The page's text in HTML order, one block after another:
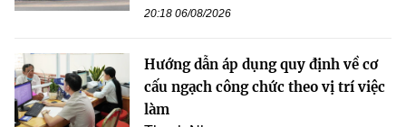
20:18 06/08/2026
Hướng dẫn áp dụng quy định về cơ
cấu ngạch công chức theo vị trí việc
làm